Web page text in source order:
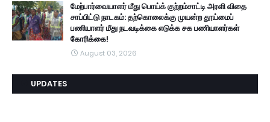
மேற்பார்வையாளர் மீது பொய்க் குற்றம்சாட்டி அரளி விதை
சாப்பிட்டு நாடகம்: தற்கொலைக்கு முயன்ற தூய்மைப்
பணியாளர் மீது நடவடிக்கை எடுக்க சக பணியாளர்கள்
கோரிக்கை!
August 03, 2026
UPDATES